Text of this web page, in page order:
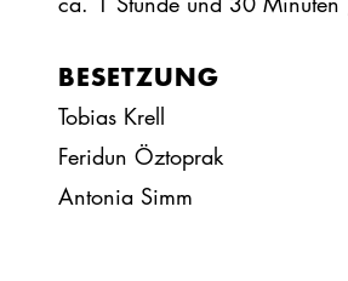
BESETZUNG
Tobias Krell
Feridun Öztoprak
Antonia Simm